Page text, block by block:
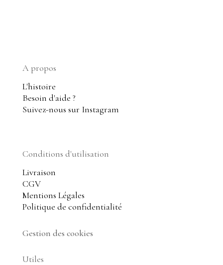
A propos
L'histoire
Besoin d'aide ?
Suivez-nous sur Instagram
Conditions d'utilisation
Livraison
CGV
Mentions Légales
Politique de confidentialité
Gestion des cookies
Utiles